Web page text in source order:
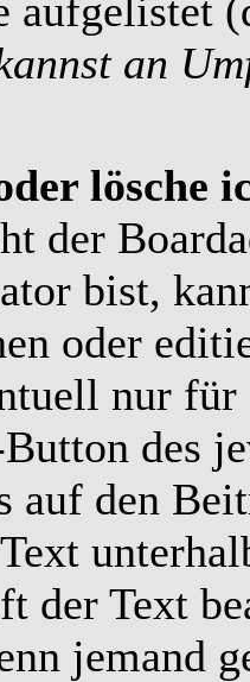
aufgelistet
an
lösche
der
bist,
oder
nur
des
auf den
der Text
jemand